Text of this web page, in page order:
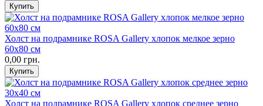
Холст на подрамнике ROSA Gallery хлопок мелкое зерно
60х80 см
0,00 грн.
Холст на подрамнике ROSA Gallery хлопок среднее зерно